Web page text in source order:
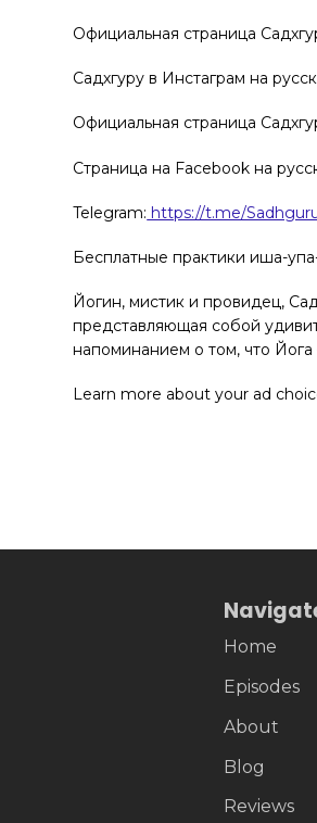
Официальная страница
Садхгуру в Инстаграм на
Официальная страница
Страница на Facebook на
Telegram: https://t.me/
Бесплатные практики иша-
Йогин, мистик и провидец,
представляющая собой
напоминанием о том, что
Learn more about your ad
Home
Episodes
About
Blog
Reviews